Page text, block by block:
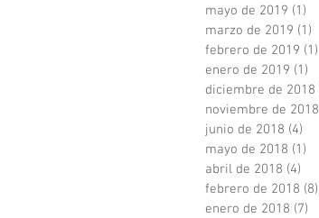
mayo de 2019 (1)
marzo de 2019 (1)
febrero de 2019 (1)
enero de 2019 (1)
diciembre de 2018
noviembre de 2018
junio de 2018 (4)
mayo de 2018 (1)
abril de 2018 (4)
febrero de 2018 (8)
enero de 2018 (7)